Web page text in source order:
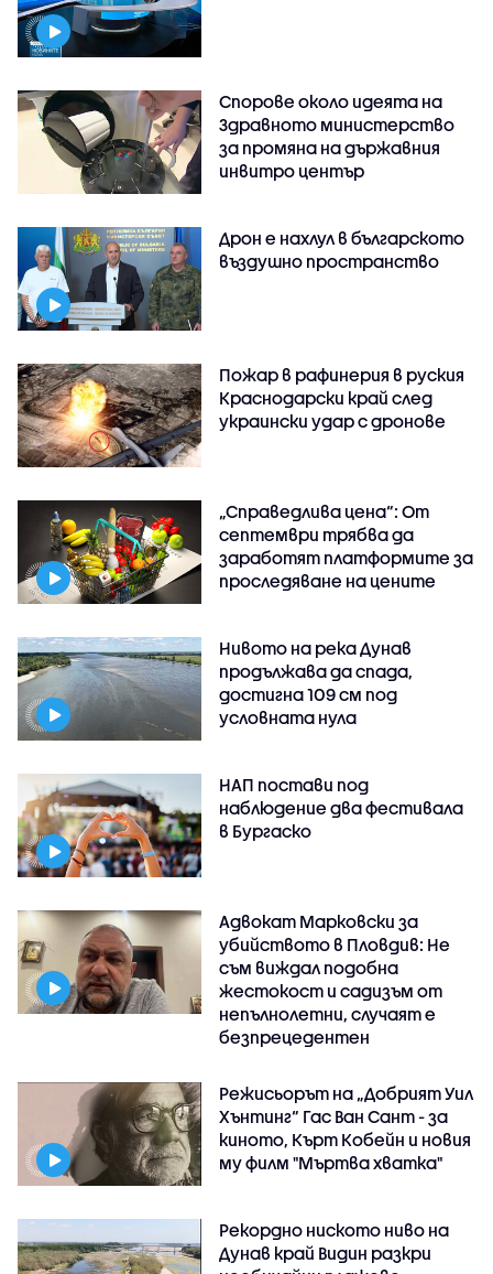
Спорове около идеята на
Здравното министерство
за промяна на държавния
инвитро център
Дрон е нахлул в българското
въздушно пространство
Пожар в рафинерия в руския
Краснодарски край след
украински удар с дронове
„Справедлива цена“: От
септември трябва да
заработят платформите за
проследяване на цените
Нивото на река Дунав
продължава да спада,
достигна 109 см под
условната нула
НАП постави под
наблюдение два фестивала
в Бургаско
Адвокат Марковски за
убийството в Пловдив: Не
съм виждал подобна
жестокост и садизъм от
непълнолетни, случаят е
безпрецедентен
Режисьорът на „Добрият Уил
Хънтинг“ Гас Ван Сант - за
киното, Кърт Кобейн и новия
му филм "Мъртва хватка"
Рекордно ниското ниво на
Дунав край Видин разкри